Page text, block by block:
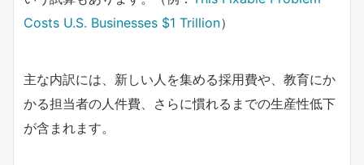
Costs U.S. Businesses $1 Trillion）
主な内訳には、新しい人を集める採用費や、教育にか
かる担当者の人件費、さらに慣れるまでの生産性低下
が含まれます。